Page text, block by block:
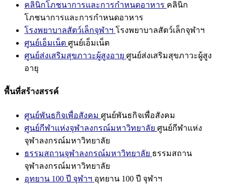
คลินิกโภชนาการและการกำหนดอาหาร คลินิก
โภชนาการและการกำหนดอาหาร
โรงพยาบาลสัตว์เล็กจุฬาฯ โรงพยาบาลสัตว์เล็กจุฬาฯ
ศูนย์เอ็มเน็ต ศูนย์เอ็มเน็ต
ศูนย์ส่งเสริมสุขภาวะผู้สูงอายุ ศูนย์ส่งเสริมสุขภาวะผู้สูง
อายุ
พื้นที่สร้างสรรค์
ศูนย์พันธกิจเพื่อสังคม ศูนย์พันธกิจเพื่อสังคม
ศูนย์กีฬาแห่งจุฬาลงกรณ์มหาวิทยาลัย ศูนย์กีฬาแห่ง
จุฬาลงกรณ์มหาวิทยาลัย
ธรรมสถานจุฬาลงกรณ์มหาวิทยาลัย ธรรมสถาน
จุฬาลงกรณ์มหาวิทยาลัย
อุทยาน 100 ปี จุฬาฯ อุทยาน 100 ปี จุฬาฯ